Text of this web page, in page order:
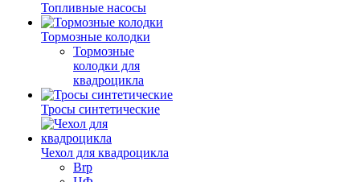
Топливные насосы
Тормозные колодки
Тормозные
колодки для
квадроцикла
Тросы синтетические
Чехол для квадроцикла
Brp